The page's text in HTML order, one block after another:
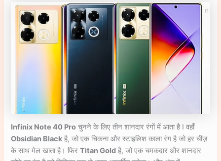
Infinix Note 40 Pro चुनने के लिए तीन शानदार रंगों में आता है I वहाँ
Obsidian Black है, जो एक चिकना और स्टाइलिश काला रंग है जो हर चीज़
के साथ मेल खाता है। फिरTitan Gold है, जो एक चमकदार और शानदार